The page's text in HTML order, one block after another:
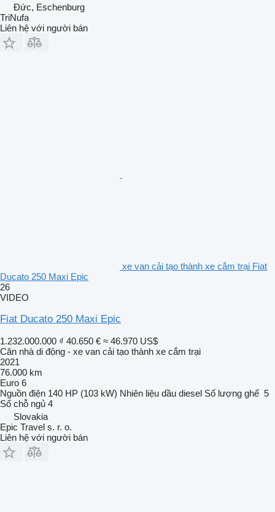
Đức, Eschenburg
TriNufa
Liên hệ với người bán
xe van cải tạo thành xe cắm trại Fiat
Ducato 250 Maxi Epic
26
VIDEO
Fiat Ducato 250 Maxi Epic
1.232.000.000 ₫ 40.650 € ≈ 46.970 US$
Căn nhà di động - xe van cải tạo thành xe cắm trại
2021
76.000 km
Euro 6
Nguồn điện 140 HP (103 kW) Nhiên liệu dầu diesel Số lượng ghế 5
Số chỗ ngủ 4
Slovakia
Epic Travel s. r. o.
Liên hệ với người bán